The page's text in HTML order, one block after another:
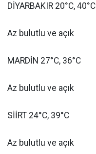
DİYARBAKIR 20°C, 40°C
Az bulutlu ve açık
MARDİN 27°C, 36°C
Az bulutlu ve açık
SİİRT 24°C, 39°C
Az bulutlu ve açık